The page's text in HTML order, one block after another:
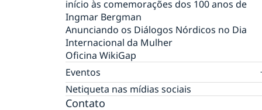
início às comemorações dos 100 anos de
Ingmar Bergman
Anunciando os Diálogos Nórdicos no Dia
Internacional da Mulher
Oficina WikiGap
Eventos
Mostra de Cinema Nórdico no CCBB
Semanas de Inovação Suécia-Brasil 2021:
Netiqueta nas mídias sociais
Contato